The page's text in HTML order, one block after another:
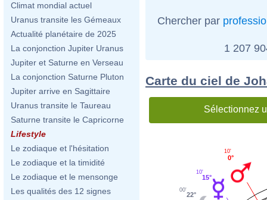
Climat mondial actuel
Uranus transite les Gémeaux
Actualité planétaire de 2025
La conjonction Jupiter Uranus
Jupiter et Saturne en Verseau
La conjonction Saturne Pluton
Jupiter arrive en Sagittaire
Uranus transite le Taureau
Saturne transite le Capricorne
Lifestyle
Le zodiaque et l'hésitation
Le zodiaque et la timidité
Le zodiaque et le mensonge
Les qualités des 12 signes
Chercher par
1 207
Carte du ciel de
Sélectionnez
0°
10'
15°
10'
22°
00'